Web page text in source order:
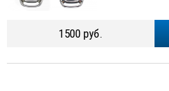
1500 руб.